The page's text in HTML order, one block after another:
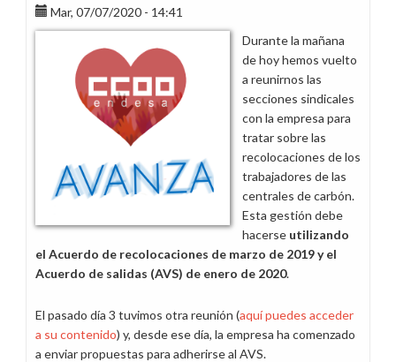
las
centrales
de
carbón
y
actas
correspondientes
Mar, 07/07/2020 - 14:41
Durante la mañana
de hoy hemos vuelto
a reunirnos las
secciones sindicales
con la empresa para
tratar sobre las
recolocaciones de los
trabajadores de las
centrales de carbón.
Esta gestión debe
hacerse utilizando
el Acuerdo de recolocaciones de marzo de 2019 y el
Acuerdo de salidas (AVS) de enero de 2020.
El pasado día 3 tuvimos otra reunión (aquí puedes acceder
a su contenido) y, desde ese día, la empresa ha comenzado
a enviar propuestas para adherirse al AVS.